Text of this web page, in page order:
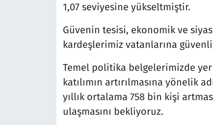
1,07 seviyesine yükseltmiştir.
Güvenin tesisi, ekonomik ve
kardeşlerimiz vatanlarına
Temel politika belgelerimizde
katılımın artırılmasına yönelik
yıllık ortalama 758 bin kişi
ulaşmasını bekliyoruz.